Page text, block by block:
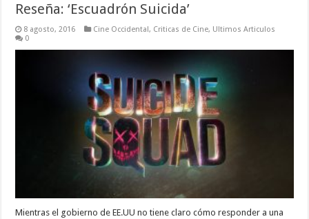
Reseña: ‘Escuadrón Suicida’
8 agosto, 2016 Cine Occidental, Criticas de Cine, Ultimos Articulos
0
Mientras el gobierno de EE.UU no tiene claro cómo responder a una